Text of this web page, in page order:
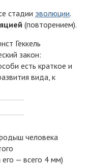
стадии эволюции.
(повторением).
Геккель
закон:
есть краткое и
вида, к
человека
— всего 4 мм)